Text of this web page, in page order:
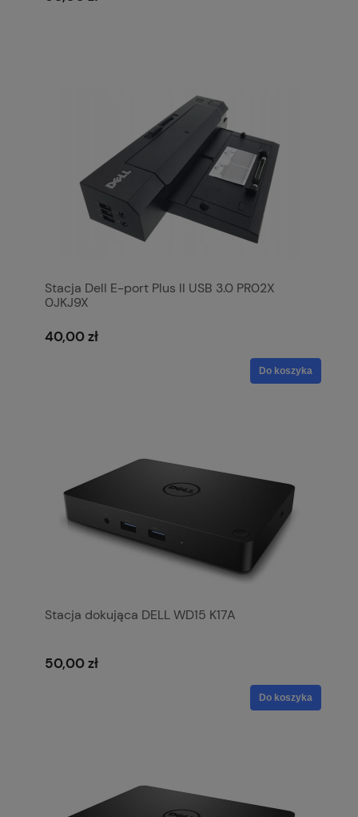
Stacja Dell E-port Plus II USB 3.0 PR02X
0JKJ9X
40,00 zł
Do koszyka
Stacja dokująca DELL WD15 K17A
50,00 zł
Do koszyka